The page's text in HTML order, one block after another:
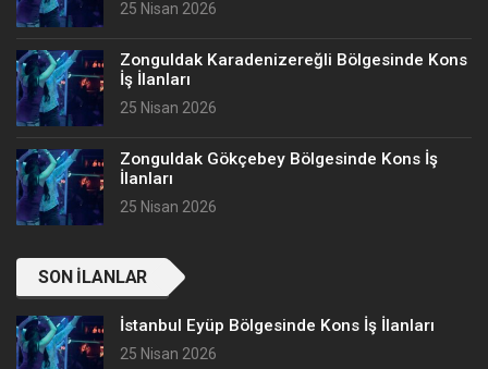
25 Nisan 2026
Zonguldak Karadenizereğli Bölgesinde Kons
İş İlanları
25 Nisan 2026
Zonguldak Gökçebey Bölgesinde Kons İş
İlanları
25 Nisan 2026
SON İLANLAR
İstanbul Eyüp Bölgesinde Kons İş İlanları
25 Nisan 2026